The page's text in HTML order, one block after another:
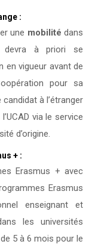
:
une mobilité dans
à priori se
en vigueur avant de
pour sa
à l’étranger
via le service
d’origine.
+ :
Erasmus + avec
Erasmus
enseignant et
les universités
5 à 6 mois pour le